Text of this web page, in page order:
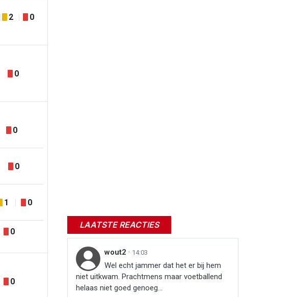
2 0
0
0
0
1 0
0
0
LAATSTE REACTIES
wout2 · 14:03
Wel echt jammer dat het er bij hem
niet uitkwam. Prachtmens maar voetballend
helaas niet goed genoeg...